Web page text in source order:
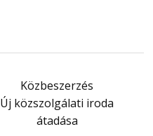
Közbeszerzés
Új közszolgálati iroda
átadása